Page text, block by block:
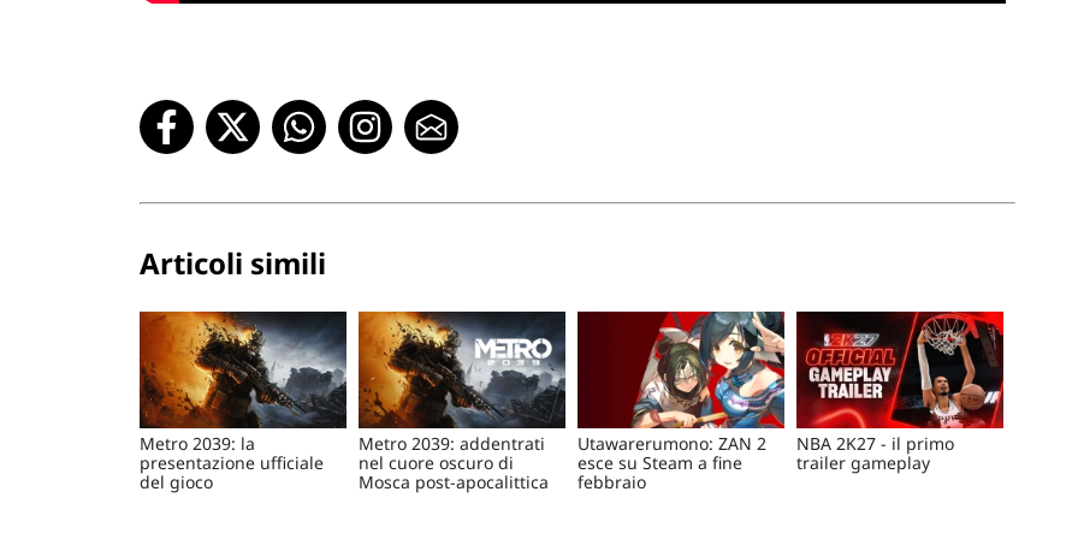
Articoli simili
Metro 2039: la
presentazione ufficiale
del gioco
Metro 2039: addentrati
nel cuore oscuro di
Mosca post-apocalittica
Utawarerumono: ZAN 2
esce su Steam a fine
febbraio
NBA 2K27 - il primo
trailer gameplay